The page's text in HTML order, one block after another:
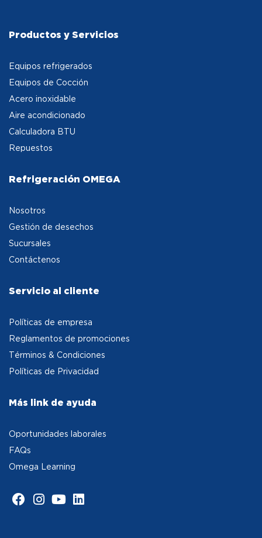
Productos y Servicios
Equipos refrigerados
Equipos de Cocción
Acero inoxidable
Aire acondicionado
Calculadora BTU
Repuestos
Refrigeración OMEGA
Nosotros
Gestión de desechos
Sucursales
Contáctenos
Servicio al cliente
Políticas de empresa
Reglamentos de promociones
Términos & Condiciones
Políticas de Privacidad
Más link de ayuda
Oportunidades laborales
FAQs
Omega Learning